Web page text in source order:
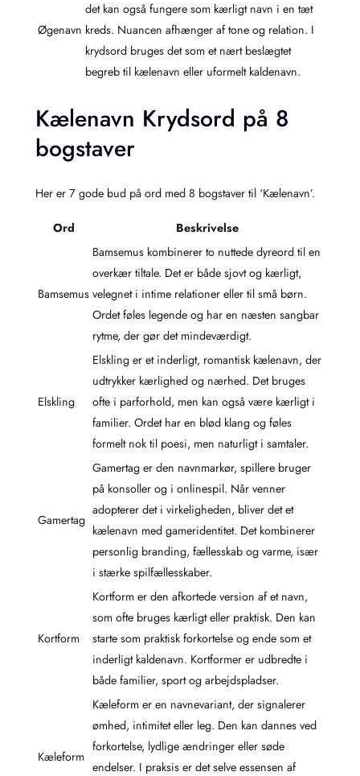
Øgenavn
det kan også fungere som kærligt navn i en tæt
kreds. Nuancen afhænger af tone og relation. I
krydsord bruges det som et nært beslægtet
begreb til kælenavn eller uformelt kaldenavn.
Kælenavn Krydsord på 8
bogstaver
Her er 7 gode bud på ord med 8 bogstaver til ‘Kælenavn’.
Ord Beskrivelse
Bamsemus
Bamsemus kombinerer to nuttede dyreord til en
overkær tiltale. Det er både sjovt og kærligt,
velegnet i intime relationer eller til små børn.
Ordet føles legende og har en næsten sangbar
rytme, der gør det mindeværdigt.
Elskling
Elskling er et inderligt, romantisk kælenavn, der
udtrykker kærlighed og nærhed. Det bruges
ofte i parforhold, men kan også være kærligt i
familier. Ordet har en blød klang og føles
formelt nok til poesi, men naturligt i samtaler.
Gamertag
Gamertag er den navnmarkør, spillere bruger
på konsoller og i onlinespil. Når venner
adopterer det i virkeligheden, bliver det et
kælenavn med gameridentitet. Det kombinerer
personlig branding, fællesskab og varme, især
i stærke spilfællesskaber.
Kortform
Kortform er den afkortede version af et navn,
som ofte bruges kærligt eller praktisk. Den kan
starte som praktisk forkortelse og ende som et
inderligt kaldenavn. Kortformer er udbredte i
både familier, sport og arbejdspladser.
Kæleform
Kæleform er en navnevariant, der signalerer
ømhed, intimitet eller leg. Den kan dannes ved
forkortelse, lydlige ændringer eller søde
endelser. I praksis er det selve essensen af